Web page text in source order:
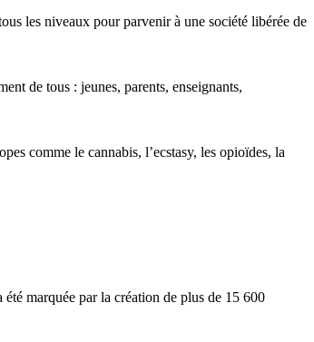
les niveaux pour parvenir à une société libérée de
de tous : jeunes, parents, enseignants,
comme le cannabis, l’ecstasy, les opioïdes, la
marquée par la création de plus de 15 600